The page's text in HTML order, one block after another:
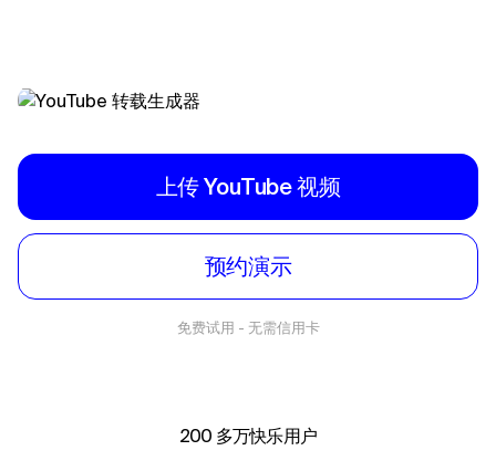
上传 YouTube 视频
预约演示
免费试用 - 无需信用卡
200 多万快乐用户